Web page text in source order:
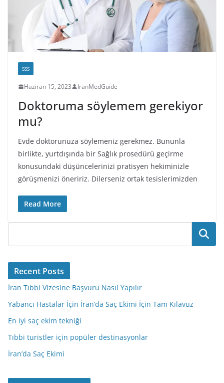
SSS
Haziran 15, 2023 IranMedGuide
Doktoruma söylemem gerekiyor
mu?
Evde doktorunuza söylemeniz gerekmez. Bununla
birlikte, yurtdışında bir Sağlık prosedürü geçirme
konusundaki düşüncelerinizi pratisyen hekiminizle
görüşmenizi öneririz. Dilerseniz ortak tesislerimizden
Read More
Ara
Recent Posts
İran Tıbbi Vizesine Başvuru Nasıl Yapılır
Yabancı Hastalar İçin İran’da Saç Ekimi İçin Tam Kılavuz
En iyi saç ekim tekniği
Tıbbi turistler için popüler destinasyonlar
İran’da Saç Ekimi